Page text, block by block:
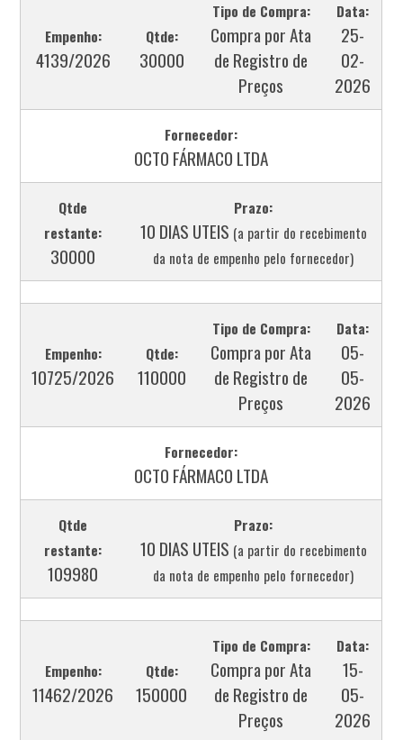
Empenho:
4139/2026
Qtde:
30000
Tipo de Compra:
Compra por Ata
de Registro de
Preços
Data:
25-
02-
2026
Fornecedor:
OCTO FÁRMACO LTDA
Qtde
restante:
30000
Prazo:
10 DIAS UTEIS (a partir do recebimento
da nota de empenho pelo fornecedor)
Empenho:
10725/2026
Qtde:
110000
Tipo de Compra:
Compra por Ata
de Registro de
Preços
Data:
05-
05-
2026
Fornecedor:
OCTO FÁRMACO LTDA
Qtde
restante:
109980
Prazo:
10 DIAS UTEIS (a partir do recebimento
da nota de empenho pelo fornecedor)
Empenho:
11462/2026
Qtde:
150000
Tipo de Compra:
Compra por Ata
de Registro de
Preços
Data:
15-
05-
2026